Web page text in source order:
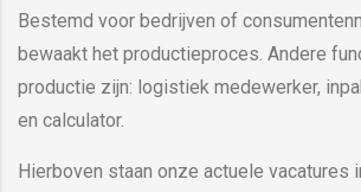
Bestemd voor bedrijven of
bewaakt het productieproces. Andere
productie zijn: logistiek medewerker,
en calculator.
Hierboven staan onze actuele vacatures